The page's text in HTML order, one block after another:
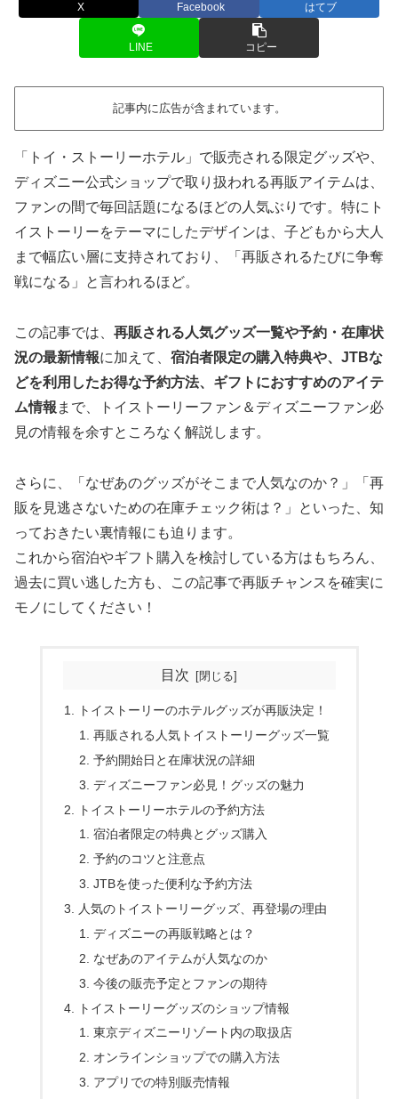
X Facebook はてブ
LINE コピー
記事内に広告が含まれています。
「トイ・ストーリーホテル」で販売される限定グッズや、
ディズニー公式ショップで取り扱われる再販アイテムは、
ファンの間で毎回話題になるほどの人気ぶりです。特にト
イストーリーをテーマにしたデザインは、子どもから大人
まで幅広い層に支持されており、「再販されるたびに争奪
戦になる」と言われるほど。
この記事では、 再販される人気グッズ一覧や予約・在庫状
況の最新情報に加えて、 宿泊者限定の購入特典や、JTBな
どを利用したお得な予約方法、ギフトにおすすめのアイテ
ム情報 まで、トイストーリーファン＆ディズニーファン必
見の情報を余すところなく解説します。
さらに、「なぜあのグッズがそこまで人気なのか？」「再
販を見逃さないための在庫チェック術は？」といった、知
っておきたい裏情報にも迫ります。
これから宿泊やギフト購入を検討している方はもちろん、
過去に買い逃した方も、この記事で再販チャンスを確実に
モノにしてください！
目次
トイストーリーのホテルグッズが再販決定！
再販される人気トイストーリーグッズ一覧
予約開始日と在庫状況の詳細
ディズニーファン必見！グッズの魅力
トイストーリーホテルの予約方法
宿泊者限定の特典とグッズ購入
予約のコツと注意点
JTBを使った便利な予約方法
人気のトイストーリーグッズ、再登場の理由
ディズニーの再販戦略とは？
なぜあのアイテムが人気なのか
今後の販売予定とファンの期待
トイストーリーグッズのショップ情報
東京ディズニーリゾート内の取扱店
オンラインショップでの購入方法
アプリでの特別販売情報